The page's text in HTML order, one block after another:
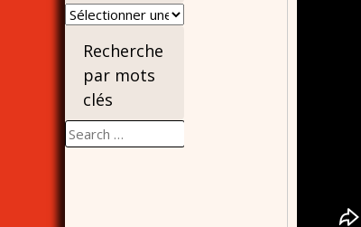
Articles
thème
Recherche
par mots
clés
Search
for: